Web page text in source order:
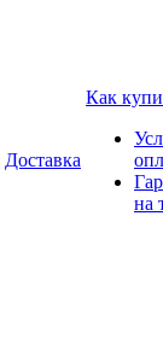
Доставка
Как
на